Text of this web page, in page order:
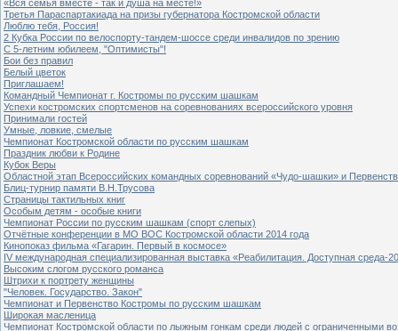
«Вся семья вместе - так и душа на месте!»
Третья Параспартакиада на призы губернатора Костромской области
Люблю тебя, Россия!
2 Кубка России по велоспорту-тандем-шоссе среди инвалидов по зрению
С 5-летним юбилеем, "Оптимисты"!
Бои без правил
Белый цветок
Приглашаем!
Командный Чемпионат г. Костромы по русским шашкам
Успехи костромских спортсменов на соревнованиях всероссийского уровня
Принимали гостей
Умные, ловкие, смелые
Чемпионат Костромской области по русским шашкам
Праздник любви к Родине
Кубок Веры
Областной этап Всероссийских командных соревнований «Чудо-шашки» и
Блиц-турнир памяти В.Н.Трусова
Страницы тактильных книг
Особым детям - особые книги
Чемпионат России по русским шашкам (спорт слепых)
Отчётные конференции в МО ВОС Костромской области 2014 года
Кинопоказ фильма «Гагарин. Первый в космосе»
IV международная специализированная выставка «Реабилитация. Доступная среда-
Высоким слогом русского романса
Штрихи к портрету женщины
"Человек. Государство. Закон"
Чемпионат и Первенство Костромы по русским шашкам
Широкая масленица
Чемпионат Костромской области по лыжным гонкам среди людей с ограниченными